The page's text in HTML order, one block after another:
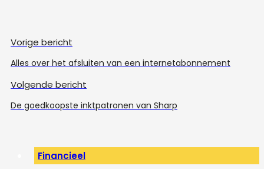
Vorige bericht
Alles over het afsluiten van een internetabonnement
Volgende bericht
De goedkoopste inktpatronen van Sharp
Financieel